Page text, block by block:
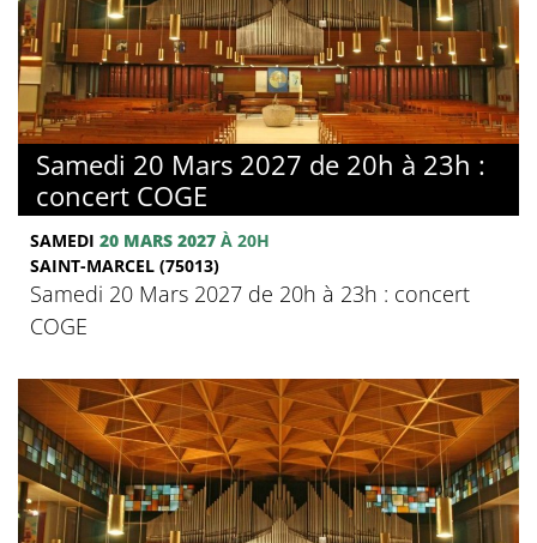
Samedi 20 Mars 2027 de 20h à 23h :
concert COGE
SAMEDI 20 MARS 2027 À 20H
SAINT-MARCEL (75013)
Samedi 20 Mars 2027 de 20h à 23h : concert
COGE